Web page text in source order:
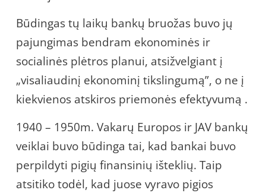
Būdingas tų laikų bankų bruožas buvo jų
pajungimas bendram ekonominės ir
socialinės plėtros planui, atsižvelgiant į
„visaliaudinį ekonominį tikslingumą”, o ne į
kiekvienos atskiros priemonės efektyvumą .
1940 – 1950m. Vakarų Europos ir JAV bankų
veiklai buvo būdinga tai, kad bankai buvo
perpildyti pigių finansinių išteklių. Taip
atsitiko todėl, kad juose vyravo pigios